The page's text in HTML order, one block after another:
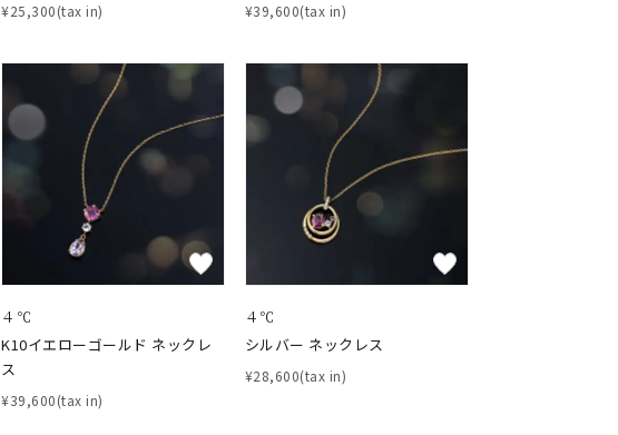
¥25,300(tax in) ¥39,600(tax in)
４℃
K10イエローゴールド ネックレ
ス
¥39,600(tax in)
４℃
シルバー ネックレス
¥28,600(tax in)